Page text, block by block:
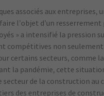
associés aux entreprises,
l’objet d’un
» a intensifié la pression
compétitives non
certains secteurs, comme
la pandémie, cette
de la construction au
des entreprises de